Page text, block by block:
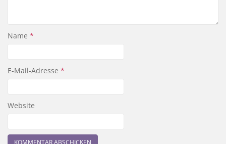
Name *
E-Mail-Adresse *
Website